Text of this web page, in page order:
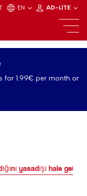
EN AD-LITE
for 1.99€ per month or
yasadışı hale